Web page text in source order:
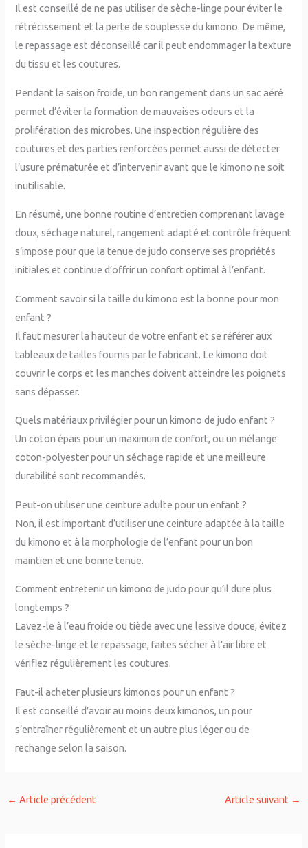
Il est conseillé de ne pas utiliser de sèche-linge pour éviter le
rétrécissement et la perte de souplesse du kimono. De même,
le repassage est déconseillé car il peut endommager la texture
du tissu et les coutures.
Pendant la saison froide, un bon rangement dans un sac aéré
permet d’éviter la formation de mauvaises odeurs et la
prolifération des microbes. Une inspection régulière des
coutures et des parties renforcées permet aussi de détecter
l’usure prématurée et d’intervenir avant que le kimono ne soit
inutilisable.
En résumé, une bonne routine d’entretien comprenant lavage
doux, séchage naturel, rangement adapté et contrôle fréquent
s’impose pour que la tenue de judo conserve ses propriétés
initiales et continue d’offrir un confort optimal à l’enfant.
Comment savoir si la taille du kimono est la bonne pour mon
enfant ?
Il faut mesurer la hauteur de votre enfant et se référer aux
tableaux de tailles fournis par le fabricant. Le kimono doit
couvrir le corps et les manches doivent atteindre les poignets
sans dépasser.
Quels matériaux privilégier pour un kimono de judo enfant ?
Un coton épais pour un maximum de confort, ou un mélange
coton-polyester pour un séchage rapide et une meilleure
durabilité sont recommandés.
Peut-on utiliser une ceinture adulte pour un enfant ?
Non, il est important d’utiliser une ceinture adaptée à la taille
du kimono et à la morphologie de l’enfant pour un bon
maintien et une bonne tenue.
Comment entretenir un kimono de judo pour qu’il dure plus
longtemps ?
Lavez-le à l’eau froide ou tiède avec une lessive douce, évitez
le sèche-linge et le repassage, faites sécher à l’air libre et
vérifiez régulièrement les coutures.
Faut-il acheter plusieurs kimonos pour un enfant ?
Il est conseillé d’avoir au moins deux kimonos, un pour
s’entraîner régulièrement et un autre plus léger ou de
rechange selon la saison.
← Article précédent Article suivant →